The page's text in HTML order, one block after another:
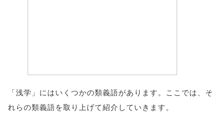
「浅学」にはいくつかの類義語があります。ここでは、そ
れらの類義語を取り上げて紹介していきます。